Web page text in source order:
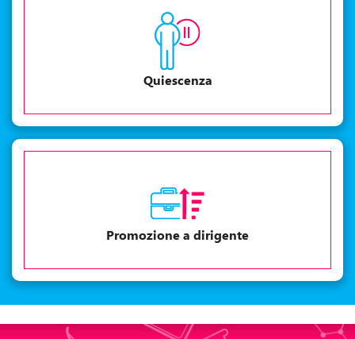
Quiescenza
Promozione a dirigente